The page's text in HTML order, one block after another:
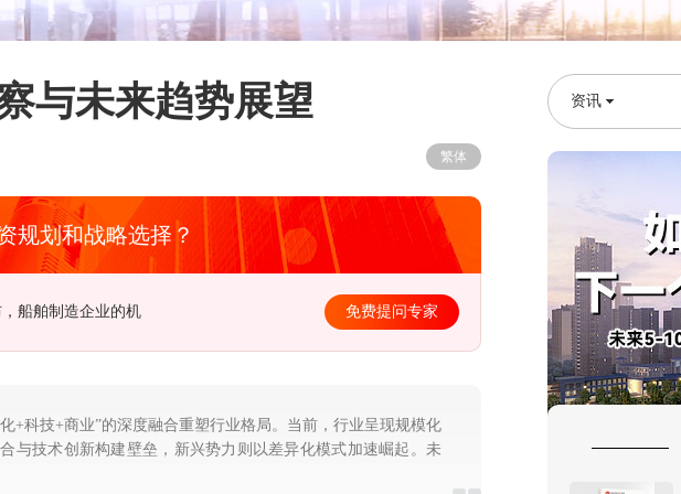
与未来趋势展望
繁体
规划和战略选择？
大，医药企业如何实现转型？ 免费提问专家
+科技+商业”的深度融合重塑行业格局。当前，行业呈现规模化
与技术创新构建壁垒，新兴势力则以差异化模式加速崛起。未
资讯